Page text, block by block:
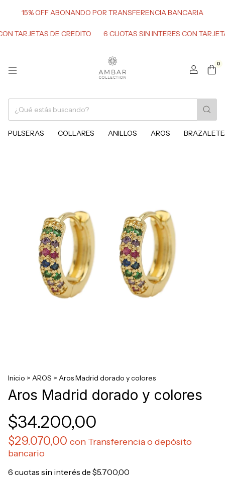
15% OFF ABONANDO POR TRANSFERENCIA BANCARIA
DE CREDITO 6 CUOTAS SIN INTERES CON TARJETAS
0
PULSERAS COLLARES ANILLOS AROS
Inicio > AROS > Aros Madrid dorado y colores
Aros Madrid dorado y colores
$34.200,00
$29.070,00 con Transferencia o depósito
bancario
6 cuotas sin interés de $5.700,00